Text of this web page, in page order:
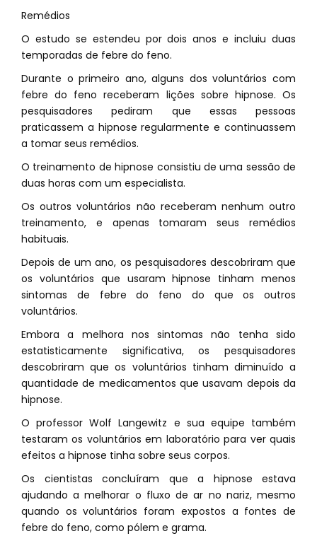
Remédios
O estudo se estendeu por dois anos e incluiu duas
temporadas de febre do feno.
Durante o primeiro ano, alguns dos voluntários com
febre do feno receberam lições sobre hipnose. Os
pesquisadores pediram que essas pessoas
praticassem a hipnose regularmente e continuassem
a tomar seus remédios.
O treinamento de hipnose consistiu de uma sessão de
duas horas com um especialista.
Os outros voluntários não receberam nenhum outro
treinamento, e apenas tomaram seus remédios
habituais.
Depois de um ano, os pesquisadores descobriram que
os voluntários que usaram hipnose tinham menos
sintomas de febre do feno do que os outros
voluntários.
Embora a melhora nos sintomas não tenha sido
estatisticamente significativa, os pesquisadores
descobriram que os voluntários tinham diminuído a
quantidade de medicamentos que usavam depois da
hipnose.
O professor Wolf Langewitz e sua equipe também
testaram os voluntários em laboratório para ver quais
efeitos a hipnose tinha sobre seus corpos.
Os cientistas concluíram que a hipnose estava
ajudando a melhorar o fluxo de ar no nariz, mesmo
quando os voluntários foram expostos a fontes de
febre do feno, como pólem e grama.